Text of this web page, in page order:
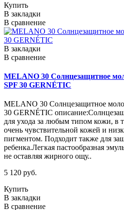
Купить
В закладки
В сравнение
В закладки
В сравнение
MELANO 30 Cолнцезащитное
SPF 30 GERNÉTIC
MELANO 30 Cолнцезащитное
30 GERNÉTIC
для ухода за любым типом кожи, в
очень чувствительной кожей и
пигментом. Подходит также для
ребенка.Легкая пастообразная
не оставляя жирного ощу..
5 120 руб.
Купить
В закладки
В сравнение